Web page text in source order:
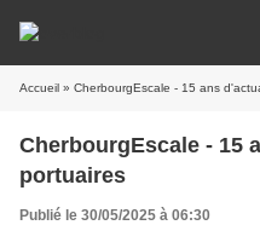
Accueil » CherbourgEscale - 15 ans
CherbourgEscale - 15
portuaires
Publié le 30/05/2025 à 06:30